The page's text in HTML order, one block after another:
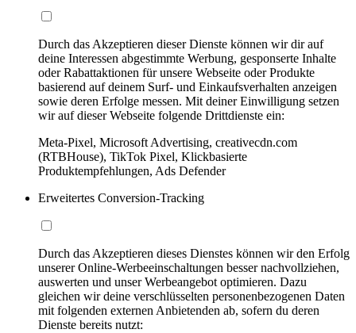
Durch das Akzeptieren dieser Dienste können wir dir auf
deine Interessen abgestimmte Werbung, gesponserte Inhalte
oder Rabattaktionen für unsere Webseite oder Produkte
basierend auf deinem Surf- und Einkaufsverhalten anzeigen
sowie deren Erfolge messen. Mit deiner Einwilligung setzen
wir auf dieser Webseite folgende Drittdienste ein:
Meta-Pixel, Microsoft Advertising, creativecdn.com
(RTBHouse), TikTok Pixel, Klickbasierte
Produktempfehlungen, Ads Defender
Erweitertes Conversion-Tracking
Durch das Akzeptieren dieses Dienstes können wir den Erfolg
unserer Online-Werbeeinschaltungen besser nachvollziehen,
auswerten und unser Werbeangebot optimieren. Dazu
gleichen wir deine verschlüsselten personenbezogenen Daten
mit folgenden externen Anbietenden ab, sofern du deren
Dienste bereits nutzt: